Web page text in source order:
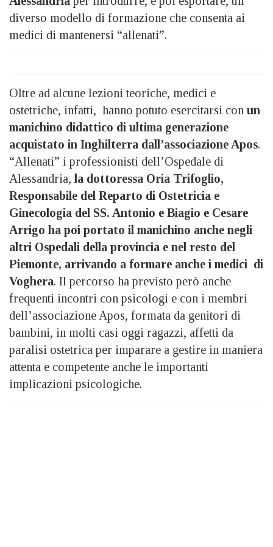
diverso modello di formazione che consenta ai
medici di mantenersi “allenati”.
Oltre ad alcune lezioni teoriche, medici e
ostetriche, infatti, hanno potuto esercitarsi con un
manichino didattico di ultima generazione
acquistato in Inghilterra dall’associazione Apos.
“Allenati” i professionisti dell’Ospedale di
Alessandria, la dottoressa Oria Trifoglio,
Responsabile del Reparto di Ostetricia e
Ginecologia del SS. Antonio e Biagio e Cesare
Arrigo ha poi portato il manichino anche negli
altri Ospedali della provincia e nel resto del
Piemonte, arrivando a formare anche i medici di
Voghera. Il percorso ha previsto però anche
frequenti incontri con psicologi e con i membri
dell’associazione Apos, formata da genitori di
bambini, in molti casi oggi ragazzi, affetti da
paralisi ostetrica per imparare a gestire in maniera
attenta e competente anche le importanti
implicazioni psicologiche.